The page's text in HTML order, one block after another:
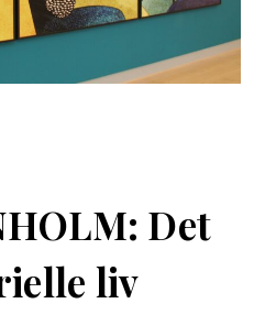
Det
liv